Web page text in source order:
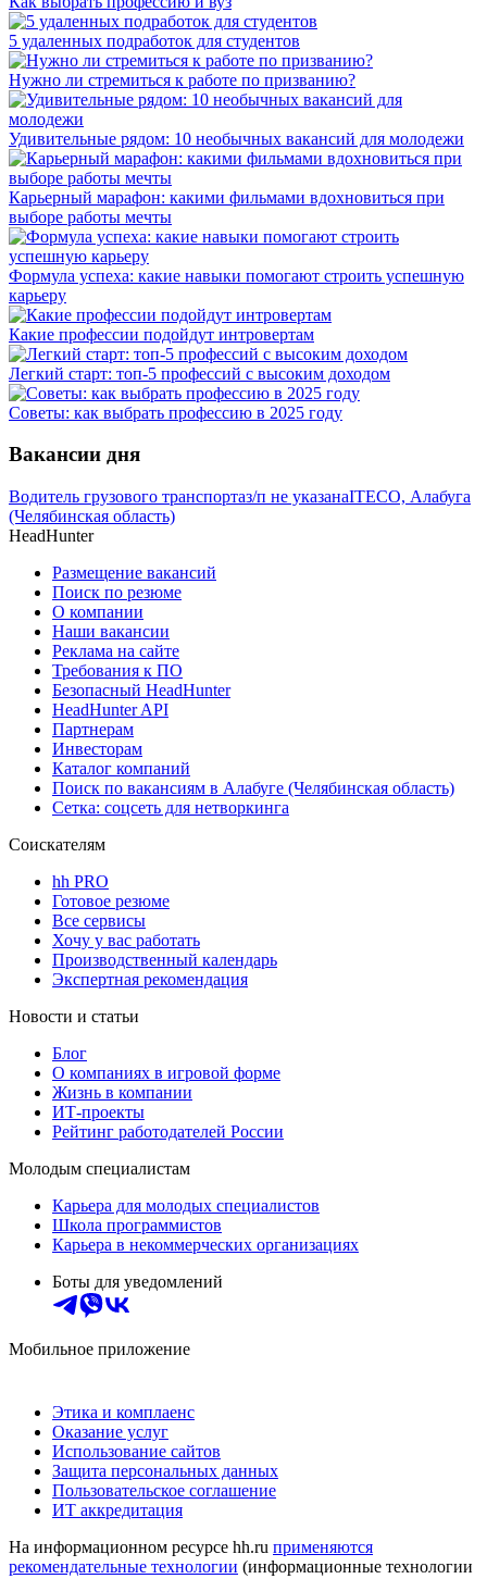
5 удаленных подработок для студентов
Нужно ли стремиться к работе по призванию?
Удивительные рядом: 10 необычных вакансий для молодежи
Карьерный марафон: какими фильмами вдохновиться при
выборе работы мечты
Формула успеха: какие навыки помогают строить успешную
карьеру
Какие профессии подойдут интровертам
Легкий старт: топ-5 профессий с высоким доходом
Советы: как выбрать профессию в 2025 году
Вакансии дня
Водитель грузового транспортаз/п не указанаITECO, Алабуга
(Челябинская область)
HeadHunter
Размещение вакансий
Поиск по резюме
О компании
Наши вакансии
Реклама на сайте
Требования к ПО
Безопасный HeadHunter
HeadHunter API
Партнерам
Инвесторам
Каталог компаний
Поиск по вакансиям в Алабуге (Челябинская область)
Сетка: соцсеть для нетворкинга
Соискателям
hh PRO
Готовое резюме
Все сервисы
Хочу у вас работать
Производственный календарь
Экспертная рекомендация
Новости и статьи
Блог
О компаниях в игровой форме
Жизнь в компании
ИТ-проекты
Рейтинг работодателей России
Молодым специалистам
Карьера для молодых специалистов
Школа программистов
Карьера в некоммерческих организациях
Боты для уведомлений
Мобильное приложение
Этика и комплаенс
Оказание услуг
Использование сайтов
Защита персональных данных
Пользовательское соглашение
ИТ аккредитация
На информационном ресурсе hh.ru применяются
рекомендательные технологии (информационные технологии